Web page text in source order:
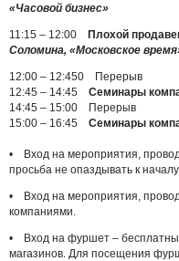
«Часовой бизнес»
11:15 – 12:00 Плохой
Соломина, «Московское
12:00 – 12:450 Перерыв
12:45 – 14:45 Семинары
14:45 – 15:00 Перерыв
15:00 – 16:45 Семинары
• Вход на мероприятия,
просьба не опаздывать к
• Вход на мероприятия,
компаниями.
• Вход на фуршет –
магазинов. Для посещения